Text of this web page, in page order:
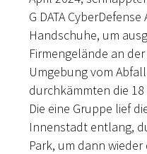
G DATA
Handschuhe, um
Firmengelände an
Umgebung vom
durchkämmten die
Die eine Gruppe lief
Innenstadt entlang,
Park, um dann wieder